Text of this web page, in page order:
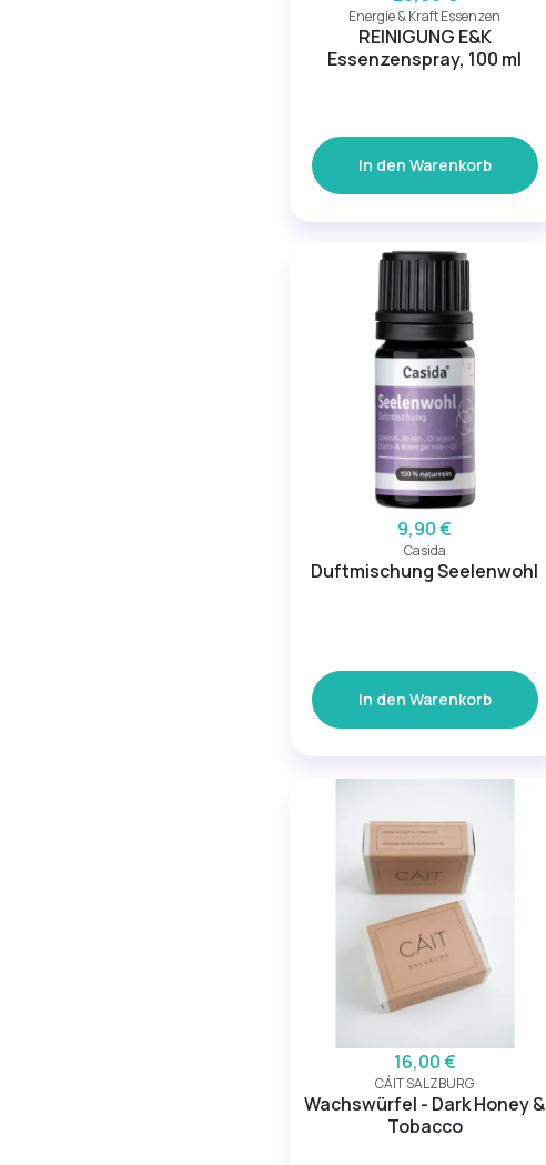
Energie & Kraft Essenzen
REINIGUNG E&K
Essenzenspray, 100 ml
In den Warenkorb
9,90 €
Casida
Duftmischung Seelenwohl
In den Warenkorb
16,00 €
CÁIT SALZBURG
Wachswürfel - Dark Honey &
Tobacco